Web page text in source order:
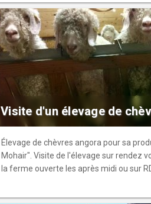
Visite d'un élevage de
Élevage de chèvres angora pour sa
Mohair". Visite de l'élevage sur rendez
la ferme ouverte les après midi ou sur